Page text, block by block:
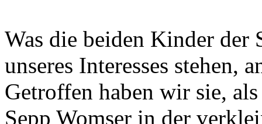
Was die beiden Kinder
unseres Interesses stehen,
Getroffen haben wir sie,
Sepp Womser in der